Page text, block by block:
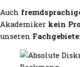
Auch
Akademiker kein
unseren